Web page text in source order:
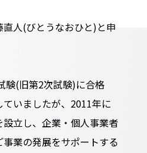
人(びとうなおひと)と申
験(旧第2次試験)に合格
いましたが、2011年に
立し、企業・個人事業者
業の発展をサポートする